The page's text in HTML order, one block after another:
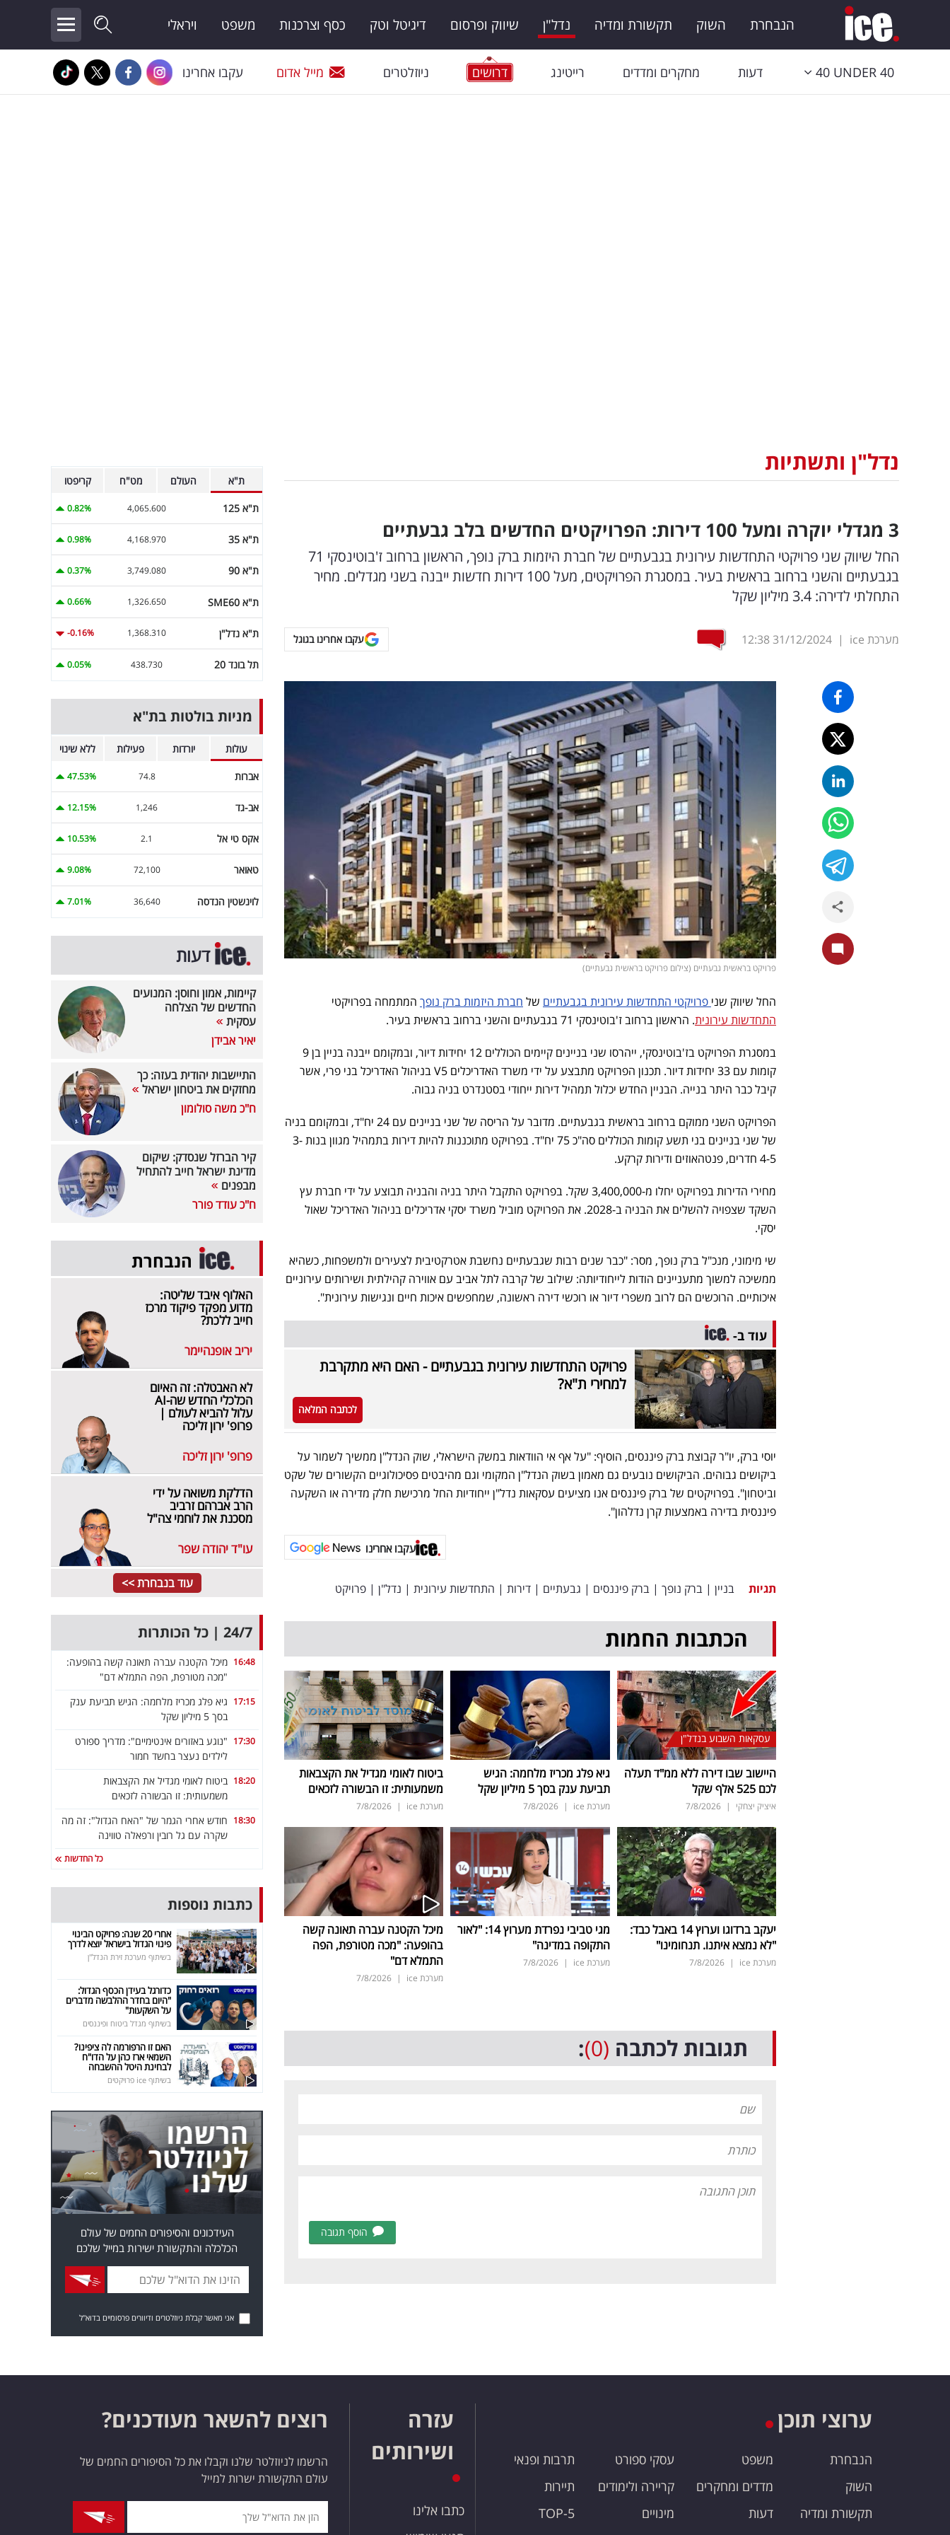
הנבחרת השוק תקשורת ומדיה נדל"ן שיווק ופרסום דיגיטל וטק כסף וצרכנות משפט ויראלי
40 UNDER 40 דעות מחקרים ומדדים רייטינג דרושים ניוזלטרים מייל אדום עקבו אחרינו
נדל"ן ותשתיות
3 מגדלי יוקרה ומעל 100 דירות: הפרויקטים החדשים בלב גבעתיים
החל שיווק שני פרויקטי התחדשות עירונית בגבעתיים של חברת היזמות ברק נופך, הראשון ברחוב ז'בוטינסקי 71
בגבעתיים והשני ברחוב בראשית בעיר. במסגרת הפרויקטים, מעל 100 דירות חדשות ייבנה בשני מגדלים. מחיר
התחלתי לדירה: 3.4 מיליון שקל
מערכת ice |
31/12/2024
12:38 עקבו אחרינו בגוגל
פרויקט בראשית גבעתיים (צילום פרויקט בראשית גבעתיים)
החל שיווק שני פרויקטי התחדשות עירונית בגבעתיים של חברת היזמות ברק נופך המתמחה בפרויקטי
התחדשות עירונית. הראשון ברחוב ז'בוטינסקי 71 בגבעתיים והשני ברחוב בראשית בעיר.
קומות עם 33 יחידות דיור. תכנון הפרויקט מתבצע על ידי משרד האדריכלים V5 בניהול האדריכל בני פרי, אשר
קיבל כבר היתר בנייה. הבניין החדש יכלול תמהיל דירות ייחודי בסטנדרט בניה גבוה.
הפרויקט השני ממוקם ברחוב בראשית בגבעתיים. מדובר על הריסה של שני בניינים עם 24 יח"ד, ובמקומם בניה
של שני בניינים בני תשע קומות הכוללים סה"כ 75 יח"ד. בפרויקט מתוכננות להיות דירות בתמהיל מגוון בנות 3-
4-5 חדרים, פנטהאוזים ודירות קרקע.
מחירי הדירות בפרויקט יחלו מ-3,400,000 שקל. בפרויקט התקבל היתר בניה והבניה תבוצע על ידי חברת עץ
השקד שצפויה להשלים את הבניה ב-2028. את הפרויקט מוביל משרד יסקי אדריכלים בניהול האדריכל שאול
יסקי.
שי מימוני, מנכ"ל ברק נופך, מסר: "כבר שנים רבות שגבעתיים נחשבת אטרקטיבית לצעירים ולמשפחות, כשהיא
ממשיכה למשוך מתעניינים הודות לייחודיותה: שילוב של קרבה לתל אביב עם אווירה קהילתית ושירותים עירוניים
איכותיים. הרוכשים הם לרוב משפרי דיור או רוכשי דירה ראשונה, שמחפשים איכות חיים ונגישות עירונית".
עוד ב-
פרויקט התחדשות עירונית בגבעתיים - האם היא מתקרבת
למחירי ת"א?
לכתבה המלאה
יוסי ברק, יו"ר קבוצת ברק פיננסים, הוסיף: "על אף אי הוודאות במשק הישראלי, שוק הנדל"ן ממשיך לשמור על
ביקושים גבוהים. הביקושים נובעים גם מאמון בשוק הנדל"ן המקומי וגם מהיבטים פסיכולוגיים הקשורים של שקט
וביטחון". בפרויקטים של ברק פיננסים אנו מציעים עסקאות נדל"ן ייחודיות החל מרכישת חלק מדירה או השקעה
פיננסית בדירה באמצעות קרן נדלהון".
עקבו אחרינו
תגיות בניין | ברק נופך | ברק פיננסים | גבעתיים | דירות | התחדשות עירונית | נדל"ן | פרויקט
הכתבות החמות
עסקאות השבוע בנדל"ן
היישוב שבו דירה ללא ממ"ד תעלה
לכם 525 אלף שקל
איציק יצחקי |
7/8/2026
גיא פלג מכריז מלחמה: הגיש
תביעת ענק בסך 5 מיליון שקל
מערכת ice |
7/8/2026
ביטוח לאומי מגדיל את הקצבאות
משמעותית: זו הבשורה לזכאים
מערכת ice |
7/8/2026
יעקב ברדוגו וערוץ 14 באבל כבד:
"לא נמצא איתנו. תנחומינו"
מערכת ice |
7/8/2026
מגי טביבי נפרדת מערוץ 14: "לאור
התקופה במדינה"
מערכת ice |
7/8/2026
מיכל הקטנה עברה תאונה קשה
בהופעה: "מכה מטורפת, הפה
התמלא דם"
מערכת ice |
7/8/2026
תגובות לכתבה (0)
:
הוסף תגובה
ת"א העולם מט"ח קריפטו
ת"א 125 4,065.600
0.82%
ת"א 35 4,168.970
0.98%
ת"א 90 3,749.080
0.37%
ת"א SME60 1,326.650
0.66%
ת"א נדל"ן 1,368.310
-0.16%
תל בונד 20 438.730
0.05%
מניות בולטות בת"א
עולות יורדות פעילות ללא שינוי
אברות 74.8
47.53%
אב-גד 1,246
12.15%
אקס טי אל 2.1
10.53%
טאואר 72,100
9.08%
לוינשטין הנדסה 36,640
7.01%
דעות
קיימות, אמון וחוסן: המנועים
החדשים של הצלחה
עסקית
יאיר אבידן
התיישבות יהודית בעזה: כך
מחזקים את ביטחון ישראל
ח"כ משה סולומון
קיר הברזל שנסדק: שיקום
מדינת ישראל חייב להתחיל
מבפנים
ח"כ עודד פורר
הנבחרת
האלוף איבד שליטה:
מדוע מפקד פיקוד מרכז
חייב ללכת?
יריב אופנהיימר
לא האבטלה: זה האיום
הכלכלי החדש שה-AI
עלול להביא לעולם |
פרופ' ירון זליכה
פרופ' ירון זליכה
הדלקת משואה על ידי
הרב אברהם זרביב
מסכנת את לוחמי צה"ל
עו"ד יהודה שפר
עוד בנבחרת >>
24/7 | כל הכותרות
16:48 מיכל הקטנה עברה תאונה קשה בהופעה:
"מכה מטורפת, הפה התמלא דם"
17:15 גיא פלג מכריז מלחמה: הגיש תביעת ענק
בסך 5 מיליון שקל
17:30 "נוגע באזורים אינטימיים": מדריך ספורט
לילדים נעצר בחשד חמור
18:20 ביטוח לאומי מגדיל את הקצבאות
משמעותית: זו הבשורה לזכאים
18:30 חודש אחרי הגמר של "האח הגדול": זה מה
שקרה עם גל רובין ורפאלה טווינה
כל החדשות
כתבות נוספות
אחרי 20 שנה: פרויקט הבינוי
פינוי הגדול בישראל יוצא לדרך
בשיתוף מערכת זירת הנדל"ן
כדורגל בעידן הכסף הגדול:
"היום בחדר ההלבשה מדברים
על השקעות"
בשיתוף מגדל ביטוח ופיננסים
האם זו הרפורמה לה ציפינו?
השמאי ארז כהן על הדו"ח
לבחינת היטל ההשבחה
בשיתוף ice פרויקטים
העידכונים והסיפורים החמים של עולם
הכלכלה והתקשורת ישירות במייל שלכם
אני מאשר קבלת ניוזלטרים ודיוורים פרסומיים בדוא"ל
ערוצי תוכן
הנבחרת
השוק
תקשורת ומדיה
משפט
מדדים ומחקרים
דעות
עסקי ספורט
קריירה ולימודים
מינויים
תרבות ופנאי
תיירות
TOP-5
עזרה
ושירותים
כתבו אלינו
רוצים להשאר מעודכנים?
הרשמו לניוזלטר שלנו וקבלו את כל הסיפורים החמים של
עולם התקשורת ישרות למייל